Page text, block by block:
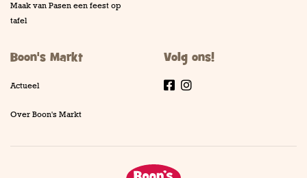
Maak van Pasen een feest op
tafel
Boon's Markt
Actueel
Over Boon's Markt
Volg ons!
Facebook